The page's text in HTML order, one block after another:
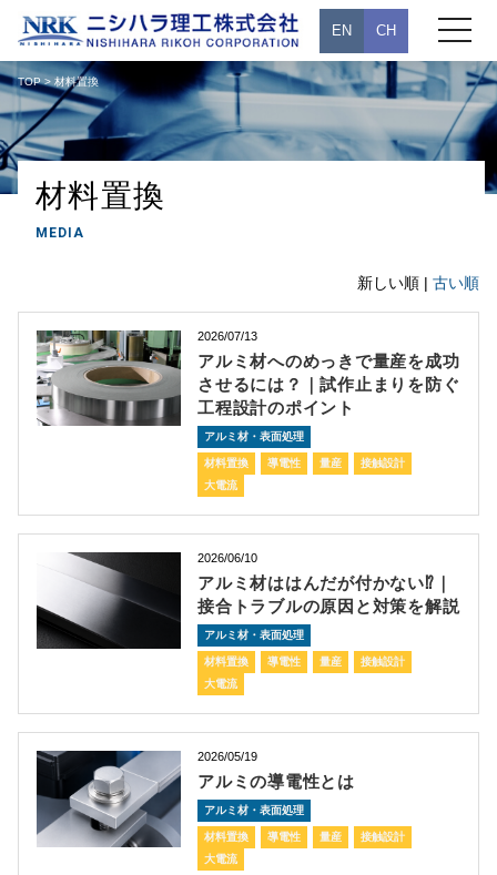
toggle
EN CH
TOP> 材料置換
材料置換
MEDIA
新しい順 | 古い順
2026/07/13
アルミ材へのめっきで量産を成功
させるには？｜試作止まりを防ぐ
工程設計のポイント
アルミ材・表面処理
材料置換 導電性 量産
接触設計
大電流
2026/06/10
アルミ材ははんだが付かない⁉｜
接合トラブルの原因と対策を解説
アルミ材・表面処理
材料置換 導電性 量産
接触設計
大電流
2026/05/19
アルミの導電性とは
アルミ材・表面処理
材料置換 導電性 量産
接触設計
大電流